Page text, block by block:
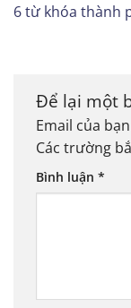
6 từ khóa thành
Để lại một
Email của
Các trường
Bình luận *